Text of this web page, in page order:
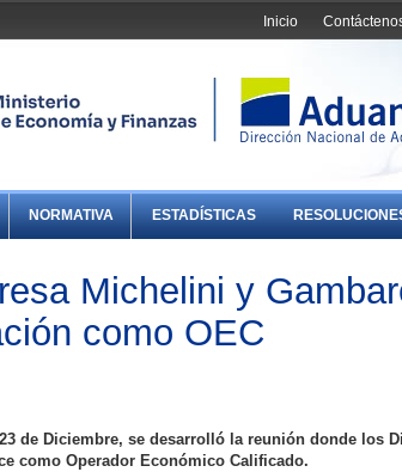
Inicio
NORMATIVA ESTADÍSTICAS
Michelini y
como OEC
de Diciembre, se desarrolló la reunión donde los
como Operador Económico Calificado.